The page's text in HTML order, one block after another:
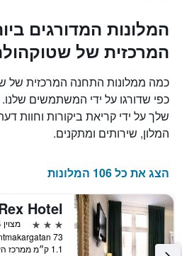
המלונות המדורגים
המרכזית של
כמה ממלונות התחנה המרכזית של
כפי שדורגו על ידי המשתמשים
שלך על ידי קריאת ביקורות וחוות
המלון, שירותים ומתקנים.
הצג את כל 106 המלונות
Hotel
3 כוכבים
מצוין 8.4
1.1 ק״מ ממרכז העיר